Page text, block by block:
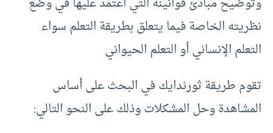
نظريته الخاصة فيما يتعلق بطريقة التعلم سواء
التعلم الإنساني أو التعلم الحيواني
تقوم طريقة ثورندايك في البحث على أساس
المشاهدة وحل المشكلات وذلك على النحو التالي: